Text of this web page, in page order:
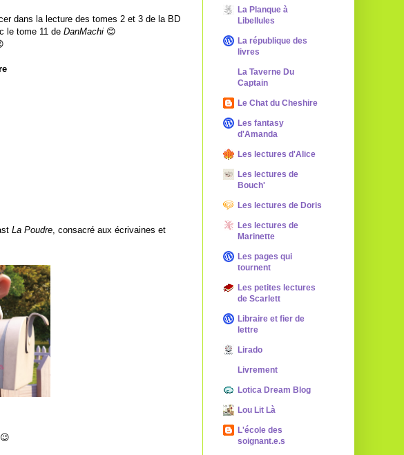
dans la lecture des tomes 2 et 3 de la BD
le tome 11 de DanMachi😊
La Poudre , consacré aux écrivaines et
La Planque à
Libellules
La république des
livres
La Taverne Du
Captain
Le Chat du Cheshire
Les fantasy
d'Amanda
Les lectures d'Alice
Les lectures de
Bouch'
Les lectures de Doris
Les lectures de
Marinette
Les pages qui
tournent
Les petites lectures
de Scarlett
Libraire et fier de
lettre
Lirado
Livrement
Lotica Dream Blog
Lou Lit Là
L'école des
soignant.e.s